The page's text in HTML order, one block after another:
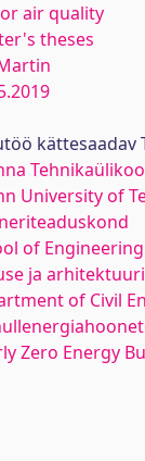
air quality
theses
kättesaadav
University of
of Engineering
ja
of Civil
Zero Energy